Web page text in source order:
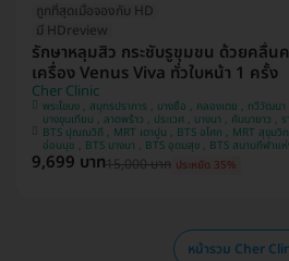
ถูกที่สุดเมื่อจองกับ HD
มี HDreview
รักษาหลุมสิว กระชับรูขุมขน ด้วยคลื่น
เครื่อง Venus Viva ทั่วใบหน้า 1 ครั้ง
Cher Clinic
พระโขนง , สมุทรปราการ , บางซื่อ , คลองเตย , ทวีวัฒนา , จตุจักร , ภาษีเจริญ ,
บางขุนเทียน , ลาดพร้าว , ประเวศ , บางนา , คันนายาว , ราชเทวี , ลาดกระบัง ,
ปทุมวัน , บางแค
BTS ปุณณวิถี , MRT เตาปูน , BTS อโศก , MRT สุขุมวิท , BTS รัชโยธิน , BTS
9,699 บาท15,000 บาท ประหยัด 35%
หน้ารวม Cher